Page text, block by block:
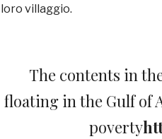
loro villaggio.
The contents in
floating in the Gulf of
poverty